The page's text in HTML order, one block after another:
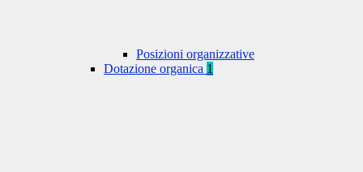
Posizioni organizzative
Dotazione organica 1